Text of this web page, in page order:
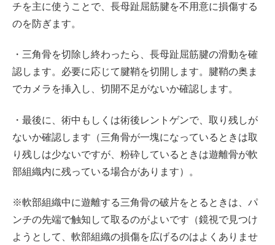
チを主に使うことで、長母趾屈筋腱を不用意に損傷する
のを防ぎます。
・三角骨を切除し終わったら、長母趾屈筋腱の滑動を確
認します。必要に応じて腱鞘を切開します。腱鞘の奥ま
でカメラを挿入し、切開不足がないか確認します。
・最後に、術中もしくは術後レントゲンで、取り残しが
ないか確認します（三角骨が一塊になっているときは取
り残しは少ないですが、粉砕しているときは遊離骨が軟
部組織内に残っている場合があります）。
※軟部組織中に遊離する三角骨の破片をとるときは、パ
ンチの先端で触知して取るのがよいです（鏡視で見つけ
ようとして、軟部組織の損傷を広げるのはよくありませ